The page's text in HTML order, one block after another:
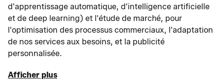
d'apprentissage automatique, d'intelligence artificielle
et de deep learning) et l'étude de marché, pour
l'optimisation des processus commerciaux, l'adaptation
de nos services aux besoins, et la publicité
personnalisée.
Afficher plus